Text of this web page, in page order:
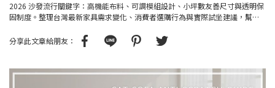
2026 沙發流行關鍵字：高機能布料、可調模組設計、小坪數友善尺寸與透明保
固制度。整理台灣最新家具需求變化、消費者選購行為與實際試坐建議，幫助
分享此文章給朋友：